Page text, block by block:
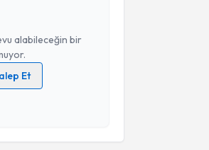
alabileceğin bir
Et
Aydınlatma Metni